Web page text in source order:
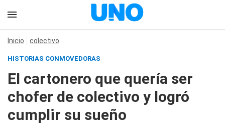
Inicio colectivo
HISTORIAS CONMOVEDORAS
El cartonero que quería ser
chofer de colectivo y logró
cumplir su sueño